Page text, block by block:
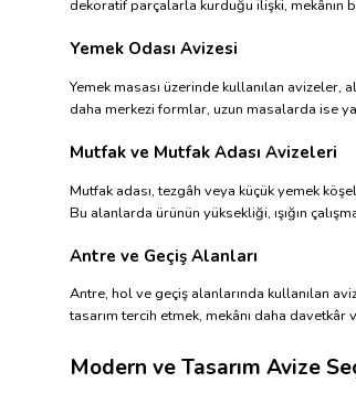
dekoratif parçalarla kurduğu ilişki, mekânın
Yemek Odası Avizesi
Yemek masası üzerinde kullanılan avizeler,
daha merkezi formlar, uzun masalarda ise
Mutfak ve Mutfak Adası Avizeleri
Mutfak adası, tezgâh veya küçük yemek
Bu alanlarda ürünün yüksekliği, ışığın
Antre ve Geçiş Alanları
Antre, hol ve geçiş alanlarında kullanılan
tasarım tercih etmek, mekânı daha davetkâr
Modern ve Tasarım Avize